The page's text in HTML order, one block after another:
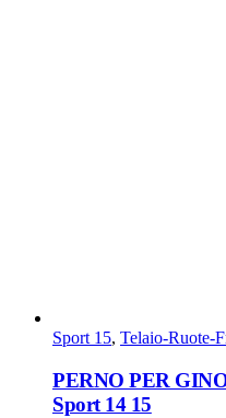
Sport 15, Telaio-Ruote-
PERNO PER
Sport 14 15